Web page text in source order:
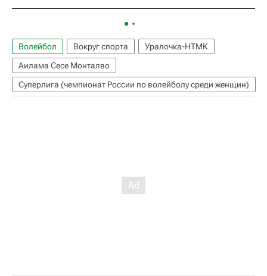
Волейбол Вокруг спорта
Уралочка-НТМК
Аилама Сесе Монталво
Суперлига (чемпионат России по волейболу среди женщин)